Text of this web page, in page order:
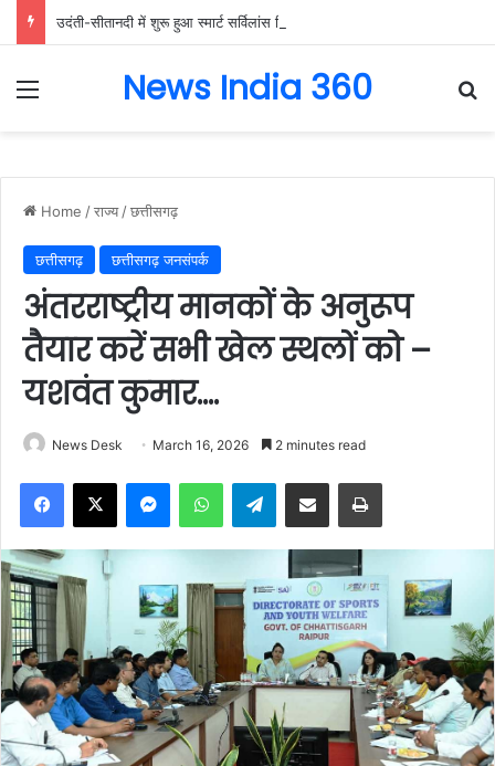
Menu News India 360
Home /राज्य /छत्तीसगढ़
छत्तीसगढ़ छत्तीसगढ़ जनसंपर्क
अंतरराष्ट्रीय मानकों के अनुरूप
तैयार करें सभी खेल स्थलों को –
यशवंत कुमार….
News Desk March 16, 2026 2 minutes read
Facebook
X MessengerWhatsAppTelegramShare via Email Print